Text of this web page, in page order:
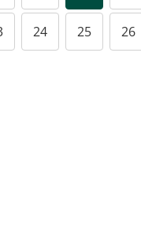
24 25 26